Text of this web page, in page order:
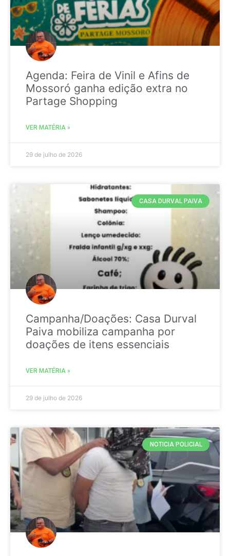
Agenda: Feira de Vinil e Afins de
Mossoró ganha edição extra no
Partage Shopping
VER MATÉRIA »
29 de julho de 2026
CASA DURVAL PAIVA
Campanha/Doações: Casa Durval
Paiva mobiliza campanha por
doações de itens essenciais
VER MATÉRIA »
29 de julho de 2026
NOTICIA POLICIAL